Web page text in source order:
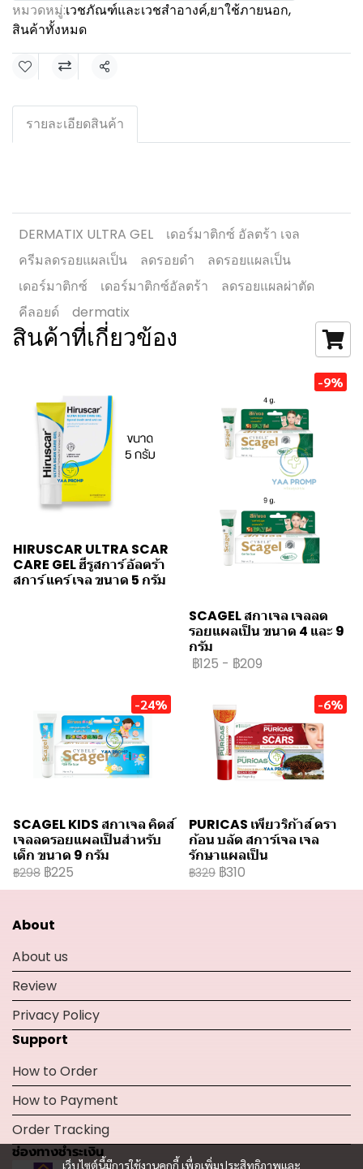
หมวดหมู่:เวชภัณฑ์และเวชสำอางค์,ยาใช้ภายนอก,
สินค้าทั้งหมด
แชร์
รายละเอียดสินค้า
DERMATIX ULTRA GEL
เดอร์มาติกซ์ อัลตร้า เจล
ครีมลดรอยแผลเป็น
ลดรอยดำ
ลดรอยแผลเป็น
เดอร์มาติกซ์
เดอร์มาติกซ์อัลตร้า
ลดรอยแผลผ่าตัด
คีลอยด์
dermatix
สินค้าที่เกี่ยวข้อง
HIRUSCAR ULTRA SCAR
CARE GEL ฮีรูสการ์ อัลตร้า
สการ์ แคร์ เจล ขนาด 5 กรัม
-9%
SCAGEL สกาเจล เจลลด
รอยแผลเป็น ขนาด 4 และ 9
กรัม
฿125 - ฿209
-24%
SCAGEL KIDS สกาเจล คิดส์
เจลลดรอยแผลเป็นสำหรับ
เด็ก ขนาด 9 กรัม
฿298 ฿225
-6%
PURICAS เพียวริก้าส์ ดรา
ก้อน บลัด สการ์เจล เจล
รักษาแผลเป็น
฿329 ฿310
เว็บไซต์นี้มีการใช้งานคุกกี้ เพื่อเพิ่มประสิทธิภาพและ
About
About us
Review
Privacy Policy
Support
How to Order
How to Payment
Order Tracking
ช่องทางชำระเงิน